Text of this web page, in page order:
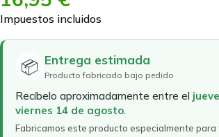
Impuestos incluidos
📦 Entrega estimada
Producto fabricado bajo pedido
Recíbelo aproximadamente entre el
viernes 14 de agosto.
Fabricamos este producto especialmente para